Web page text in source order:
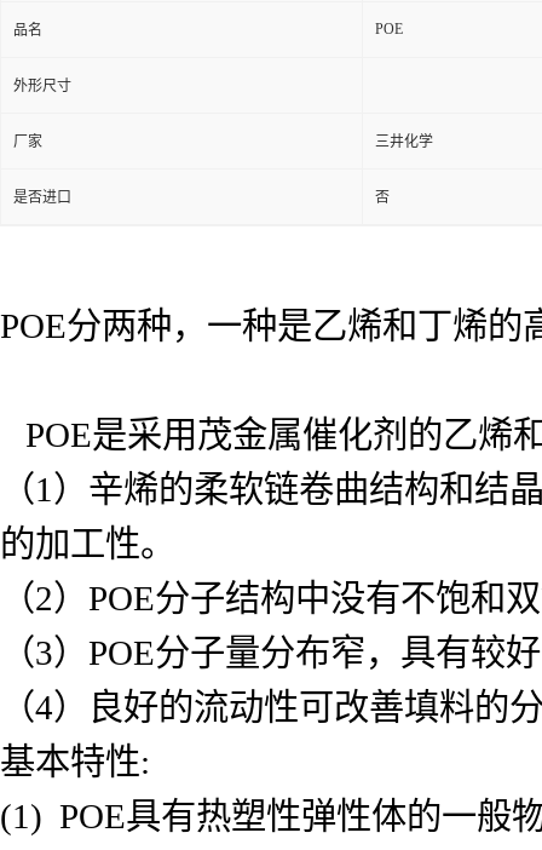
品名 POE
外形尺寸
厂家 三井化学
是否进口 否
POE分两种，一种是乙烯和丁烯
POE是采用茂金属催化剂的乙烯
（1）辛烯的柔软链卷曲结构和结
的加工性。
（2）POE分子结构中没有不饱和
（3）POE分子量分布窄，具有较
（4）良好的流动性可改善填料的
基本特性:
(1) POE具有热塑性弹性体的一般